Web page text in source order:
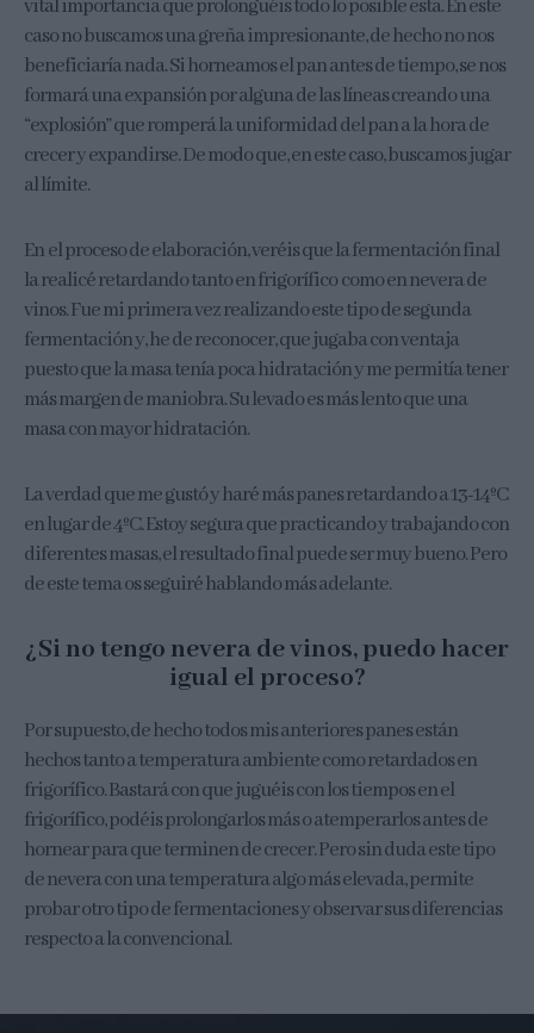
vital importancia que prolonguéis todo lo posible esta. En este
caso no buscamos una greña impresionante, de hecho no nos
beneficiaría nada. Si horneamos el pan antes de tiempo, se nos
formará una expansión por alguna de las líneas creando una
“explosión” que romperá la uniformidad del pan a la hora de
crecer y expandirse. De modo que, en este caso, buscamos jugar
al límite.
En el proceso de elaboración, veréis que la fermentación final
la realicé retardando tanto en frigorífico como en nevera de
vinos. Fue mi primera vez realizando este tipo de segunda
fermentación y, he de reconocer, que jugaba con ventaja
puesto que la masa tenía poca hidratación y me permitía tener
más margen de maniobra. Su levado es más lento que una
masa con mayor hidratación.
La verdad que me gustó y haré más panes retardando a 13-14ºC
en lugar de 4ºC. Estoy segura que practicando y trabajando con
diferentes masas, el resultado final puede ser muy bueno. Pero
de este tema os seguiré hablando más adelante.
¿Si no tengo nevera de vinos, puedo hacer
igual el proceso?
Por supuesto, de hecho todos mis anteriores panes están
hechos tanto a temperatura ambiente como retardados en
frigorífico. Bastará con que juguéis con los tiempos en el
frigorífico, podéis prolongarlos más o atemperarlos antes de
hornear para que terminen de crecer. Pero sin duda este tipo
de nevera con una temperatura algo más elevada, permite
probar otro tipo de fermentaciones y observar sus diferencias
respecto a la convencional.